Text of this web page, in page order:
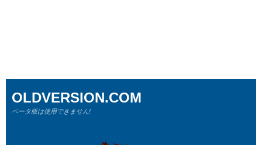
OLDVERSION.COM
ベータ版は使用できません!